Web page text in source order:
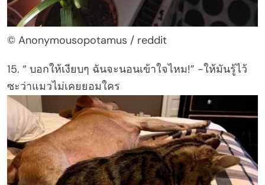
© Anonymousopotamus / reddit
15. “ บอกให้เงียบๆ ฉันจะนอนเข้าใจไหม!” -ให้มันรู้ไว้
ซะว่าแมวไม่เคยยอมใคร